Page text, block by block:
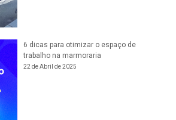
6 dicas para otimizar o espaço de
trabalho na marmoraria
22 de Abril de 2025